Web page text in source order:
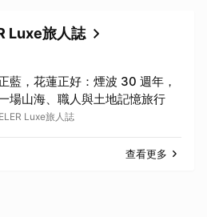
Luxe旅人誌
藍，花蓮正好：煙波 30 週年，
場山海、職人與土地記憶旅行
Luxe旅人誌
查看更多